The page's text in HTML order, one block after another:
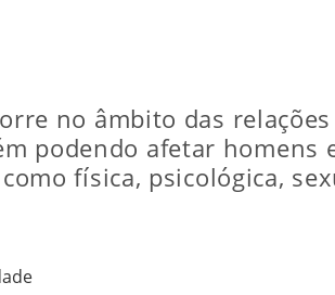
no âmbito das
podendo afetar homens
física, psicológica,